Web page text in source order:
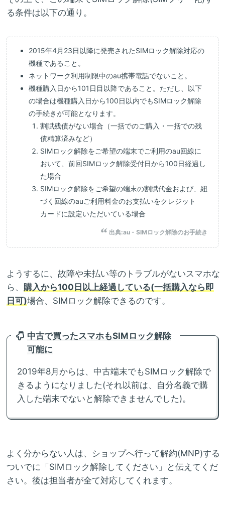
る条件は以下の通り。
2015年4月23日以降に発売されたSIMロック解除対応の
機種であること。
ネットワーク利用制限中のau携帯電話でないこと。
機種購入日から101日目以降であること。ただし、以下
の場合は機種購入日から100日以内でもSIMロック解除
の手続きが可能となります。
割賦残債がない場合（一括でのご購入・一括での残
債精算済みなど）
SIMロック解除をご希望の端末でご利用のau回線に
おいて、前回SIMロック解除受付日から100日経過し
た場合
SIMロック解除をご希望の端末の割賦代金および、紐
づく回線のauご利用料金のお支払いをクレジット
カードに設定いただいている場合
出典:au - SIMロック解除のお手続き
ようするに、故障や未払い等のトラブルがないスマホな
ら、 購入から100日以上経過している(一括購入なら即
日可)場合、SIMロック解除できるのです。
中古で買ったスマホもSIMロック解除
可能に
2019年8月からは、中古端末でもSIMロック解除で
きるようになりました(それ以前は、自分名義で購
入した端末でないと解除できませんでした)。
よく分からない人は、ショップへ行って解約(MNP)する
ついでに「SIMロック解除してください」と伝えてくだ
さい。後は担当者が全て対応してくれます。